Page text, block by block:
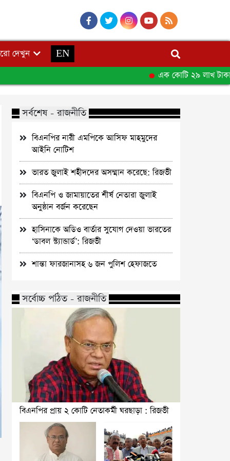
দেখুন
EN
এক কোটি ২৯ লাখ টাকার
সর্বশেষ - রাজনীতি
বিএনপির নারী এমপিকে আসিফ মাহমুদের
আইনি নোটিশ
ভারত জুলাই শহীদদের অসম্মান করেছে: রিজভী
বিএনপি ও জামায়াতের শীর্ষ নেতারা জুলাই
অনুষ্ঠান বর্জন করেছেন
হাসিনাকে অডিও বার্তার সুযোগ দেওয়া ভারতের
‘ডাবল স্ট্যান্ডার্ড’: রিজভী
শান্তা ফারজানাসহ ৬ জন পুলিশ হেফাজতে
সর্বোচ্চ পঠিত - রাজনীতি
বিএনপির প্রায় ২ কোটি নেতাকর্মী ঘরছাড়া : রিজভী